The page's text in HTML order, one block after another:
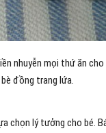
nhuyễn mọi thứ ăn
đồng trang lứa.
chọn lý tưởng cho bé.